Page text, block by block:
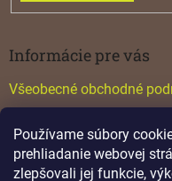
Používame súbory
prehliadanie webovej
zlepšovali jej funkcie,
Informácie pre vás
Všeobecné obchodné
Katalógy